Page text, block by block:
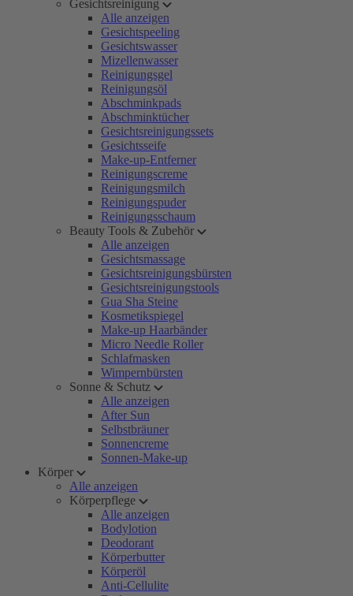
Gesichtsreinigung
Alle anzeigen
Gesichtspeeling
Gesichtswasser
Mizellenwasser
Reinigungsgel
Reinigungsöl
Abschminkpads
Abschminktücher
Gesichtsreinigungssets
Gesichtsseife
Make-up-Entferner
Reinigungscreme
Reinigungsmilch
Reinigungspuder
Reinigungsschaum
Beauty Tools & Zubehör
Alle anzeigen
Gesichtsmassage
Gesichtsreinigungsbürsten
Gesichtsreinigungstools
Gua Sha Steine
Kosmetikspiegel
Make-up Haarbänder
Micro Needle Roller
Schlafmasken
Wimpernbürsten
Sonne & Schutz
Alle anzeigen
After Sun
Selbstbräuner
Sonnencreme
Sonnen-Make-up
Körper
Alle anzeigen
Körperpflege
Alle anzeigen
Bodylotion
Deodorant
Körperbutter
Körperöl
Anti-Cellulite